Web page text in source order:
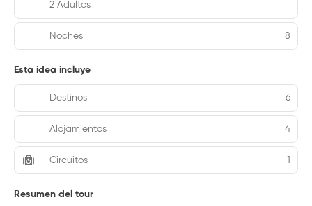
2 Adultos
Noches 8
Esta idea incluye
Destinos 6
Alojamientos 4
Circuitos 1
Resumen del tour